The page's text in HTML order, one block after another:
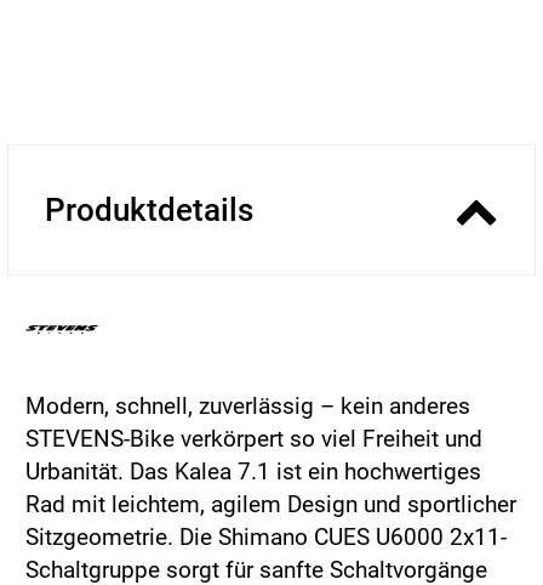
Produktdetails
Modern, schnell, zuverlässig – kein anderes
STEVENS-Bike verkörpert so viel Freiheit und
Urbanität. Das Kalea 7.1 ist ein hochwertiges
Rad mit leichtem, agilem Design und sportlicher
Sitzgeometrie. Die Shimano CUES U6000 2x11-
Schaltgruppe sorgt für sanfte Schaltvorgänge